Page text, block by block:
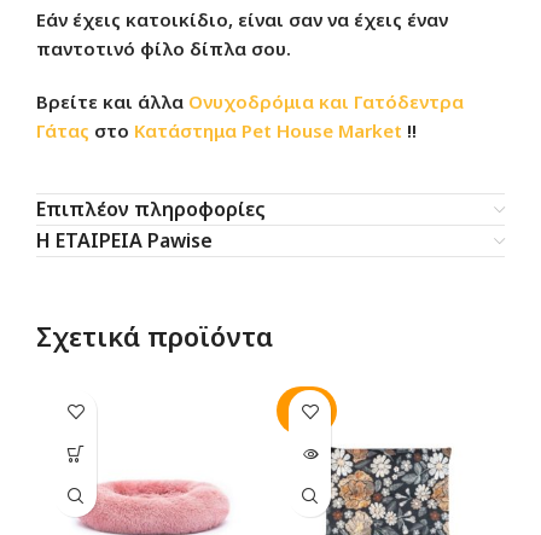
Εάν έχεις κατοικίδιο, είναι σαν να έχεις έναν
παντοτινό φίλο δίπλα σου.
Βρείτε και άλλα Ονυχοδρόμια και Γατόδεντρα
Γάτας στο Κατάστημα Pet House Market !!
Επιπλέον πληροφορίες
Η ΕΤΑΙΡΕΙΑ Pawise
Σχετικά προϊόντα
SOLD
OUT